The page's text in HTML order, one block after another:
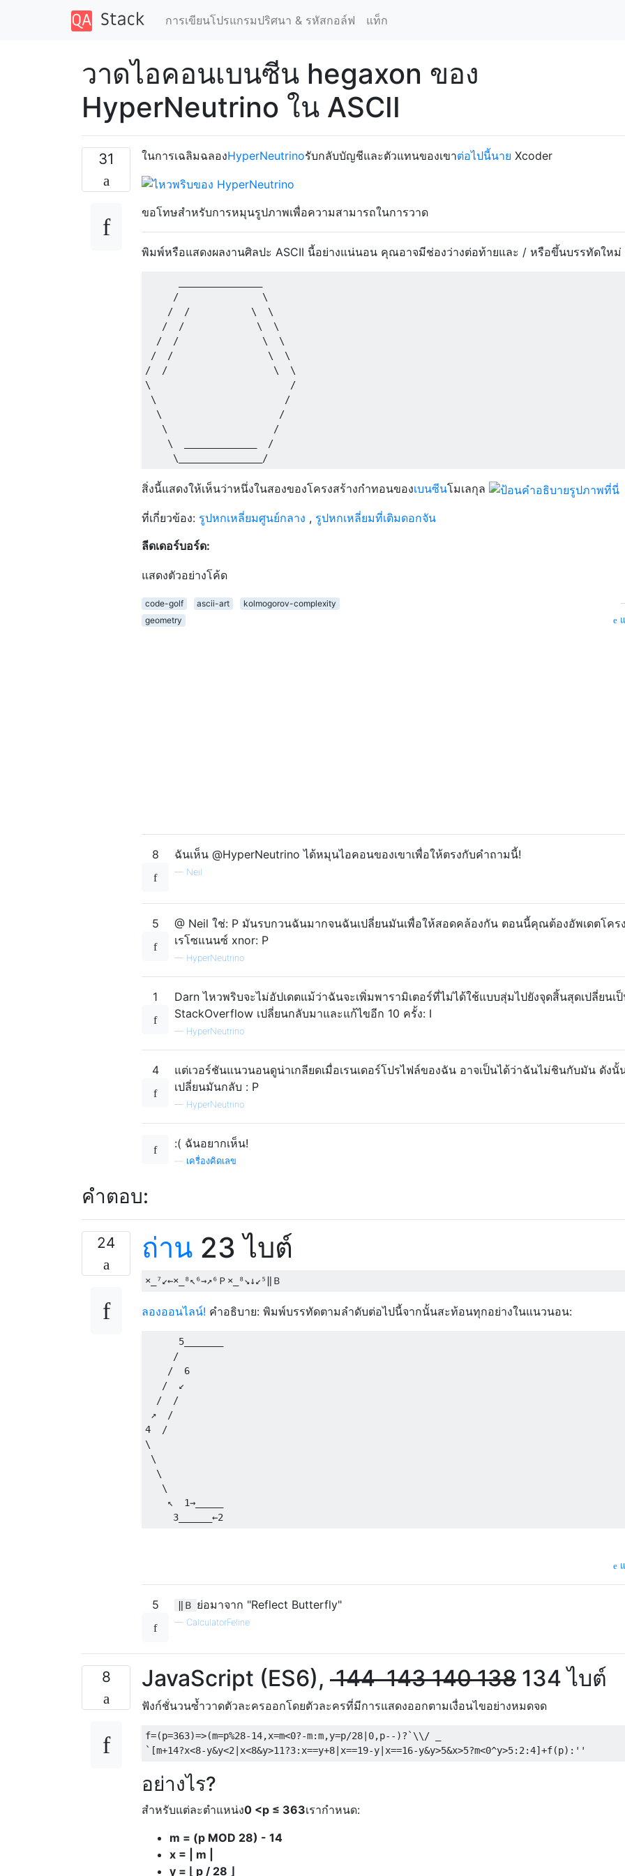
การเขียนโปรแกรมปริศนา & รหัสกอล์ฟ แท็ก
วาดไอคอนเบนซีน hegaxon ของ
HyperNeutrino ใน ASCII
31 ในการเฉลิมฉลองHyperNeutrinoรับกลับบัญชีและตัวแทนของเขาต่อไปนี้นาย Xcoder
ขอโทษสำหรับการหมุนรูปภาพเพื่อความสามารถในการวาด
พิมพ์หรือแสดงผลงานศิลปะ ASCII นี้อย่างแน่นอน คุณอาจมีช่องว่างต่อท้ายและ / หรือขึ้นบรรทัดใหม่
     /               \
    /  /           \  \
   /  /             \  \
  /  /               \  \
/  /                 \  \
/  /                   \  \
\                         /
\                       /
  \                     /
   \                   /
    \  _____________  /
สิ่งนี้แสดงให้เห็นว่าหนึ่งในสองของโครงสร้างกำทอนของเบนซีนโมเลกุล
ที่เกี่ยวข้อง: รูปหกเหลี่ยมศูนย์กลาง , รูปหกเหลี่ยมที่เติมดอกจัน
ลีดเดอร์บอร์ด:
แสดงตัวอย่างโค้ด
code-golf ascii-art
kolmogorov-complexity
geometry
8 ฉันเห็น @HyperNeutrino ได้หมุนไอคอนของเขาเพื่อให้ตรงกับคำถามนี้!
— Neil
5
@ Neil ใช่: P มันรบกวนฉันมากจนฉันเปลี่ยนมันเพื่อให้สอดคล้องกัน ตอนนี้คุณต้องอัพเดตโคร
เรโซแนนซ์ xnor: P
— HyperNeutrino
1
Darn ไหวพริบจะไม่อัปเดตแม้ว่าฉันจะเพิ่มพารามิเตอร์ที่ไม่ได้ใช้แบบสุ่มไปยังจุดสิ้นสุดเปลี่ยนเ
StackOverflow เปลี่ยนกลับมาและแก้ไขอีก 10 ครั้ง: I
— HyperNeutrino
4
แต่เวอร์ชันแนวนอนดูน่าเกลียดเมื่อเรนเดอร์โปรไฟล์ของฉัน อาจเป็นได้ว่าฉันไม่ชินกับมัน ดัง
เปลี่ยนมันกลับ : P
— HyperNeutrino
:( ฉันอยากเห็น!
เครื่องคิดเลข
คำตอบ:
24 ถ่าน 23 ไบต์
ลองออนไลน์! คำอธิบาย: พิมพ์บรรทัดตามลำดับต่อไปนี้จากนั้นสะท้อนทุกอย่างในแนวนอน:
      5_______
     /
    /  6
   /  ↙
  /  /
↗  /
4  /
\
\
  \
   \
    ↖  1→_____
5 ‖Ｂ ย่อมาจาก "Reflect Butterfly"
— CalculatorFeline
8 JavaScript (ES6), 144143140138 134 ไบต์
ฟังก์ชั่นวนซ้ำวาดตัวละครออกโดยตัวละครที่มีการแสดงออกตามเงื่อนไขอย่างหมดจด
f=(p=363)=>(m=p%28-14,x=m<0?-m:m,y=p/28 0,p--)?` \\/
`[m+14?x<8-y&y<2 x<8&y>11?3:x==y+8 x==19-y x==16-y&y>5&x>5?m<0^y>5: 2:4]+f(p): ''
อย่างไร?
สำหรับแต่ละตำแหน่ง0 <p ≤ 363เรากำหนด:
m = (p MOD 28) - 14
x = | m |
y = ⌊ p / 28 ⌋